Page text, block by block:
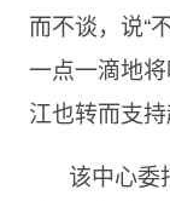
而不谈，说“
一点一滴地
江也转而支持
该中心委